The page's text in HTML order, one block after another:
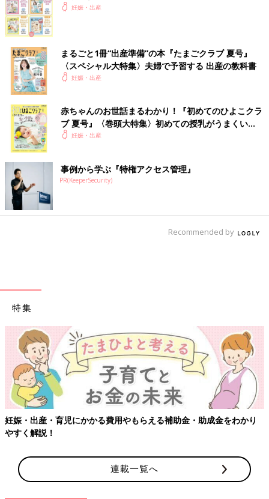
妊娠・出産
まるごと1冊“出産準備”の本『たまごクラブ 夏号』
〈スペシャル大特集〉夫婦で予習する 出産の教科書
妊娠・出産
赤ちゃんのお世話まるわかり！『初めてのひよこクラ
ブ 夏号』〈巻頭大特集〉初めての授乳がうまくい
く！ おっぱい・ミルクの基本と夏のトラブル 解決テ
妊娠・出産
事例から学ぶ『特権アクセス管理』
PR(KeeperSecurity)
Recommended by
特集
妊娠・出産・育児にかかる費用やもらえる補助金・助成金をわかり
やすく解説！
連載一覧へ